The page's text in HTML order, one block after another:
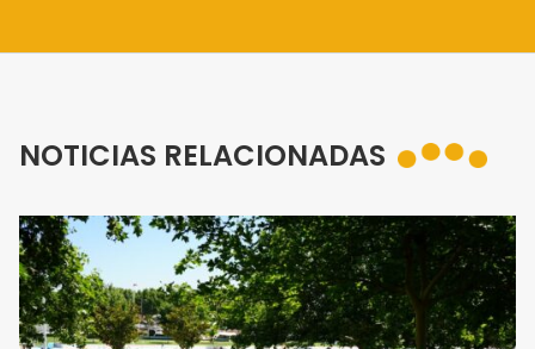
NOTICIAS RELACIONADAS